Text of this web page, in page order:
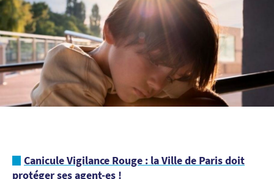
Canicule Vigilance Rouge : la Ville de Paris doit
protéger ses agent-es !